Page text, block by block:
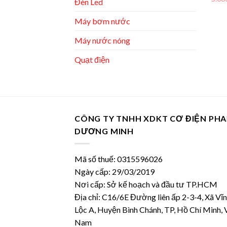
Đèn Led
Máy bơm nước
Máy nước nóng
Quạt điện
CÔNG TY TNHH XDKT CƠ ĐIỆN
DƯƠNG MINH
Mã số thuế: 0315596026
Ngày cấp: 29/03/2019
Nơi cấp: Sở kế hoạch và đầu tư TP.HCM
Địa chỉ: C16/6E Đường liên ấp 2-3-4, Xã
Lộc A, Huyện Bình Chánh, TP, Hồ Chí Minh,
Nam